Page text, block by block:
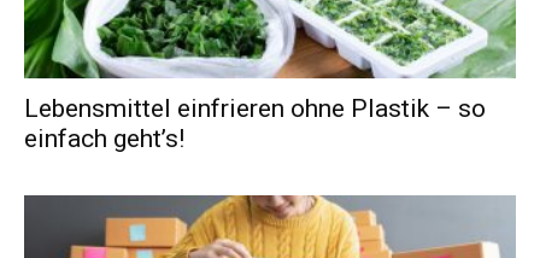
Lebensmittel einfrieren ohne Plastik – so
einfach geht’s!